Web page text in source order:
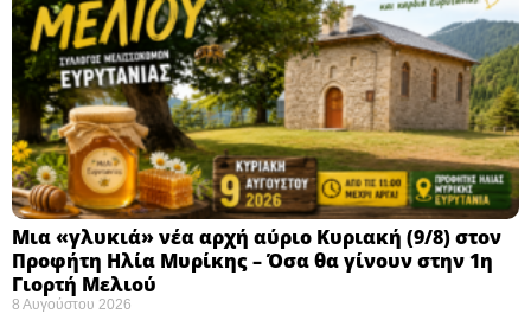
Μια «γλυκιά» νέα αρχή αύριο Κυριακή (9/8) στον
Προφήτη Ηλία Μυρίκης – Όσα θα γίνουν στην 1η
Γιορτή Μελιού
8 Αυγούστου 2026